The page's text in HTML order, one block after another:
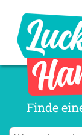
Finde